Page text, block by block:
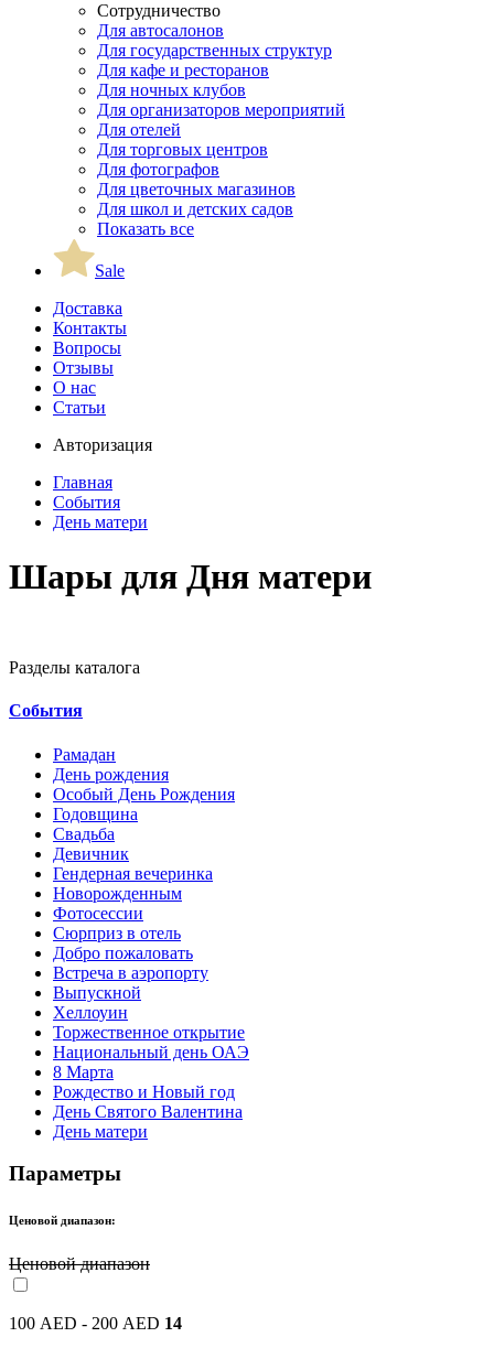
Сотрудничество
Для автосалонов
Для государственных структур
Для кафе и ресторанов
Для ночных клубов
Для организаторов мероприятий
Для отелей
Для торговых центров
Для фотографов
Для цветочных магазинов
Для школ и детских садов
Показать все
Sale
Доставка
Контакты
Вопросы
Отзывы
О нас
Статьи
Авторизация
Главная
События
День матери
Шары для Дня матери
Разделы каталога
События
Рамадан
День рождения
Особый День Рождения
Годовщина
Свадьба
Девичник
Гендерная вечеринка
Новорожденным
Фотосессии
Сюрприз в отель
Добро пожаловать
Встреча в аэропорту
Выпускной
Хеллоуин
Торжественное открытие
Национальный день ОАЭ
8 Марта
Рождество и Новый год
День Святого Валентина
День матери
Параметры
Ценовой диапазон:
Ценовой диапазон
100 AED - 200 AED 14